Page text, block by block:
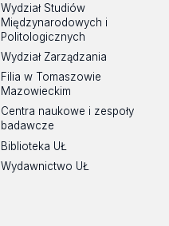
Wydział Studiów
Międzynarodowych i
Politologicznych
Wydział Zarządzania
Filia w Tomaszowie
Mazowieckim
Centra naukowe i zespoły
badawcze
Biblioteka UŁ
Wydawnictwo UŁ